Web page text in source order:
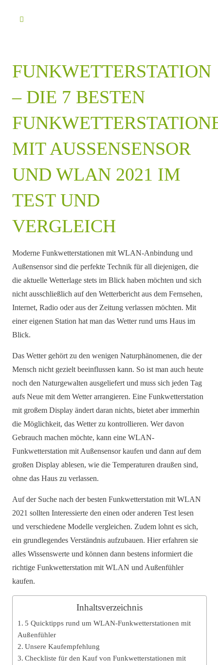
FUNKWETTERSTATION
– DIE 7 BESTEN
MIT AUSSENSENSOR U
ND WLAN 2021 IM T
EST UND V
ERGLEICH
Moderne Funkwetterstationen mit WLAN-Anbindung und
Außensensor sind die perfekte Technik für all diejenigen, die
die aktuelle Wetterlage stets im Blick haben möchten und sich
nicht ausschließlich auf den Wetterbericht aus dem Fernsehen,
Internet, Radio oder aus der Zeitung verlassen möchten. Mit
einer eigenen Station hat man das Wetter rund ums Haus im
Blick.
Das Wetter gehört zu den wenigen Naturphänomenen, die der
Mensch nicht gezielt beeinflussen kann. So ist man auch heute
noch den Naturgewalten ausgeliefert und muss sich jeden Tag
aufs Neue mit dem Wetter arrangieren. Eine Funkwetterstation
mit großem Display ändert daran nichts, bietet aber immerhin
die Möglichkeit, das Wetter zu kontrollieren. Wer davon
Gebrauch machen möchte, kann eine WLAN-
Funkwetterstation mit Außensensor kaufen und dann auf dem
großen Display ablesen, wie die Temperaturen draußen sind,
ohne das Haus zu verlassen.
Auf der Suche nach der besten Funkwetterstation mit WLAN
2021 sollten Interessierte den einen oder anderen Test lesen
und verschiedene Modelle vergleichen. Zudem lohnt es sich,
ein grundlegendes Verständnis aufzubauen. Hier erfahren sie
alles Wissenswerte und können dann bestens informiert die
richtige Funkwetterstation mit WLAN und Außenfühler
kaufen.
Inhaltsverzeichnis
5 Quicktipps rund um WLAN-Funkwetterstationen mit
Außenfühler
Unsere Kaufempfehlung
Checkliste für den Kauf von Funkwetterstationen mit